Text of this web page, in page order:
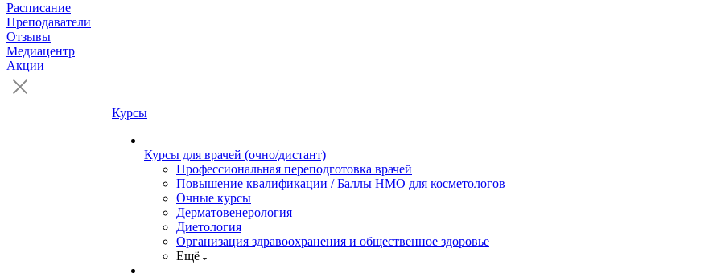
Расписание
Преподаватели
Отзывы
Медиацентр
Акции
Курсы
Курсы для врачей (очно/дистант)
Профессиональная переподготовка врачей
Повышение квалификации / Баллы НМО для косметологов
Очные курсы
Дерматовенерология
Диетология
Организация здравоохранения и общественное здоровье
Ещё